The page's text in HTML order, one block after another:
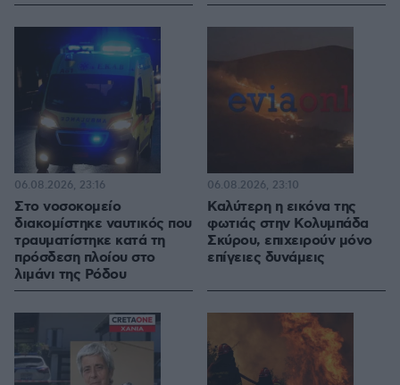
Στο νοσοκομείο
διακομίστηκε ναυτικός που
τραυματίστηκε κατά τη
πρόσδεση πλοίου στο
λιμάνι της Ρόδου
06.08.2026, 23:16
Καλύτερη η εικόνα της
φωτιάς στην Κολυμπάδα
Σκύρου, επιχειρούν μόνο
επίγειες δυνάμεις
06.08.2026, 23:10